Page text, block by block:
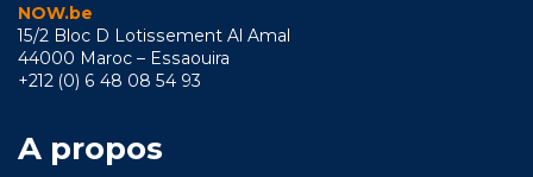
NOW.be
15/2 Bloc D Lotissement Al Amal
44000 Maroc – Essaouira
+212 (0) 6 48 08 54 93
A propos